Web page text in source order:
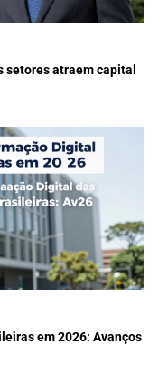
atraem capital
em 2026: Avanços